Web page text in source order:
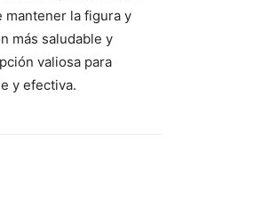
mantener la figura y
más saludable y
valiosa para
y efectiva.